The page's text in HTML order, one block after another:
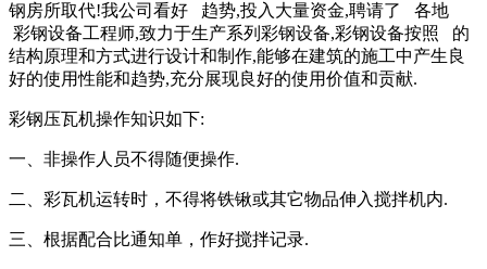
钢房所取代!我公司看好 趋势,投入大量资金,聘请了 各地
彩钢设备工程师,致力于生产系列彩钢设备,彩钢设备按照 的
结构原理和方式进行设计和制作,能够在建筑的施工中产生良
好的使用性能和趋势,充分展现良好的使用价值和贡献.
彩钢压瓦机操作知识如下:
一、非操作人员不得随便操作.
二、彩瓦机运转时，不得将铁锹或其它物品伸入搅拌机内.
三、根据配合比通知单，作好搅拌记录.